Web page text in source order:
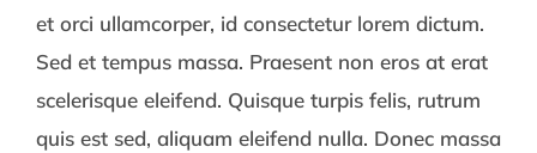
et orci ullamcorper, id consectetur lorem dictum.
Sed et tempus massa. Praesent non eros at erat
scelerisque eleifend. Quisque turpis felis, rutrum
quis est sed, aliquam eleifend nulla. Donec massa